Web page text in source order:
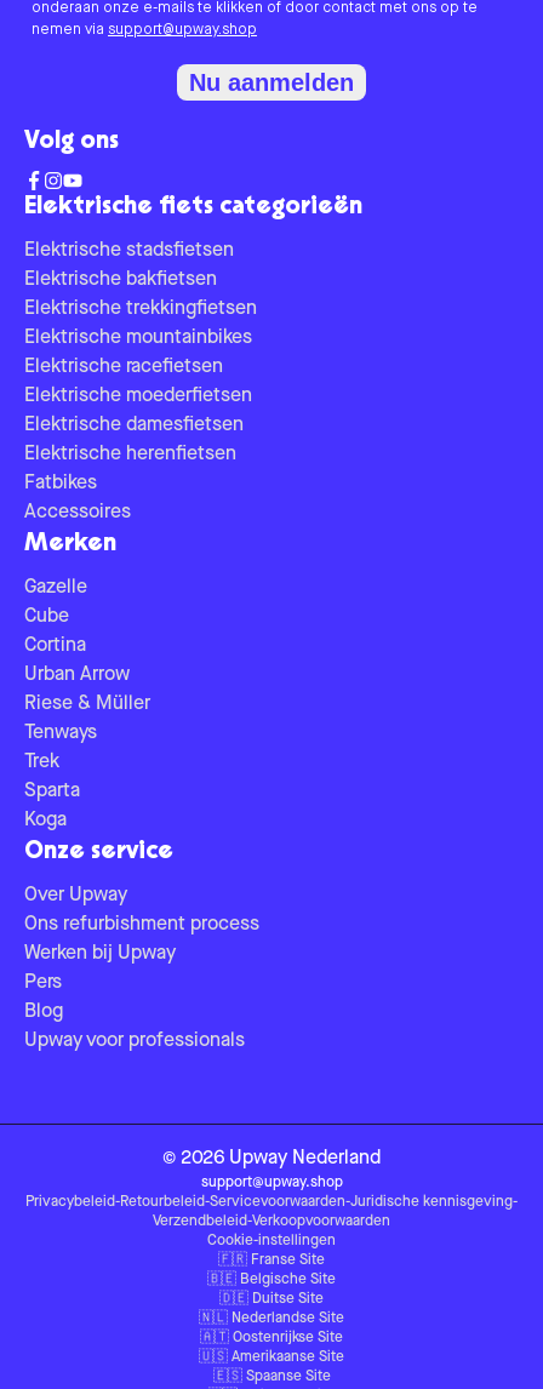
Elektrische fiets categorieën
Elektrische stadsfietsen
Elektrische bakfietsen
Elektrische trekkingfietsen
Elektrische mountainbikes
Elektrische racefietsen
Elektrische moederfietsen
Elektrische damesfietsen
Elektrische herenfietsen
Fatbikes
Accessoires
Merken
Gazelle
Cube
Cortina
Urban Arrow
Riese & Müller
Tenways
Trek
Sparta
Koga
Onze service
Over Upway
Ons refurbishment process
Werken bij Upway
Pers
Blog
Upway voor professionals
onderaan onze e-mails te klikken of door contact met ons op te
nemen via support@upway.shop
Nu aanmelden
Volg ons
© 2026 Upway Nederland
support@upway.shop
Privacybeleid-Retourbeleid-Servicevoorwaarden-Juridische kennisgeving-
Verzendbeleid-Verkoopvoorwaarden
Cookie-instellingen
🇫🇷 Franse Site
🇧🇪 Belgische Site
🇩🇪 Duitse Site
🇳🇱 Nederlandse Site
🇦🇹 Oostenrijkse Site
🇺🇸 Amerikaanse Site
🇪🇸 Spaanse Site